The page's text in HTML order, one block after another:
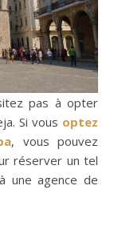
pas à opter
Si vous optez
, vous pouvez
réserver un tel
une agence de